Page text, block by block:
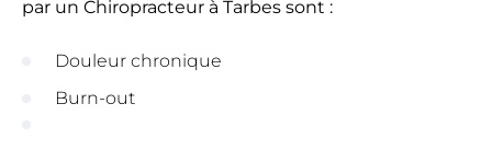
par un Chiropracteur à Tarbes sont :
Douleur chronique
Burn-out